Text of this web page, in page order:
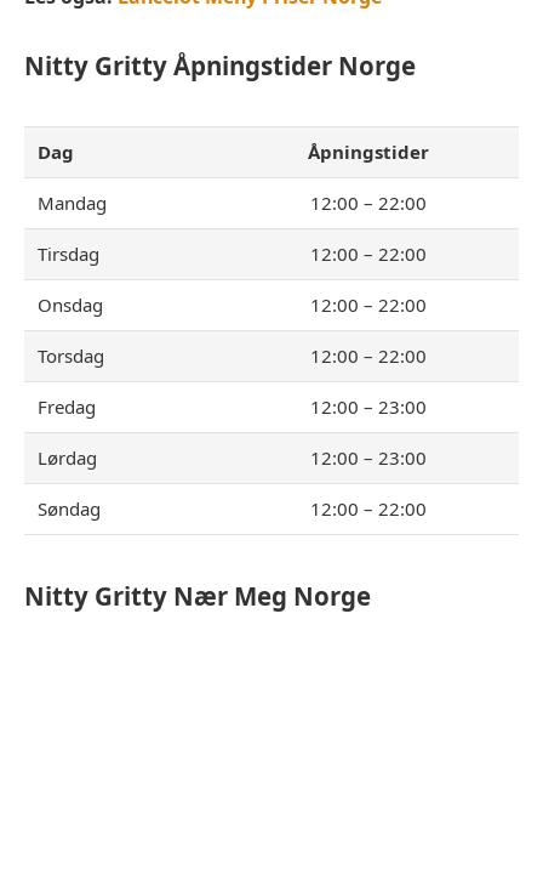
Nitty GrittyÅpningstider Norge
Dag Åpningstider
Mandag 12:00 – 22:00
Tirsdag 12:00 – 22:00
Onsdag 12:00 – 22:00
Torsdag 12:00 – 22:00
Fredag 12:00 – 23:00
Lørdag 12:00 – 23:00
Søndag 12:00 – 22:00
Nitty Gritty Nær Meg Norge